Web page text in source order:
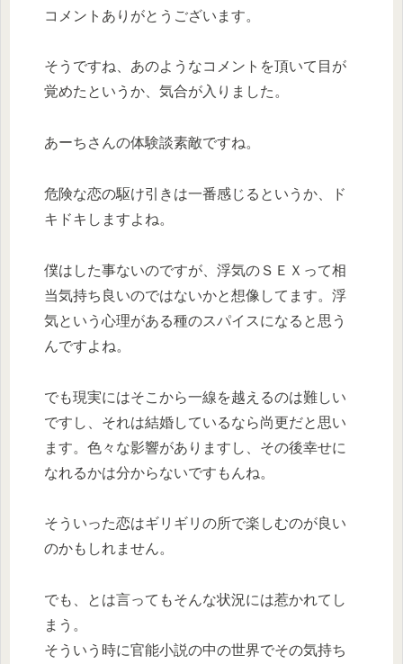
コメントありがとうございます。
そうですね、あのようなコメントを頂いて目が
覚めたというか、気合が入りました。
あーちさんの体験談素敵ですね。
危険な恋の駆け引きは一番感じるというか、ド
キドキしますよね。
僕はした事ないのですが、浮気のＳＥＸって相
当気持ち良いのではないかと想像してます。浮
気という心理がある種のスパイスになると思う
んですよね。
でも現実にはそこから一線を越えるのは難しい
ですし、それは結婚しているなら尚更だと思い
ます。色々な影響がありますし、その後幸せに
なれるかは分からないですもんね。
そういった恋はギリギリの所で楽しむのが良い
のかもしれません。
でも、とは言ってもそんな状況には惹かれてし
まう。
そういう時に官能小説の中の世界でその気持ち